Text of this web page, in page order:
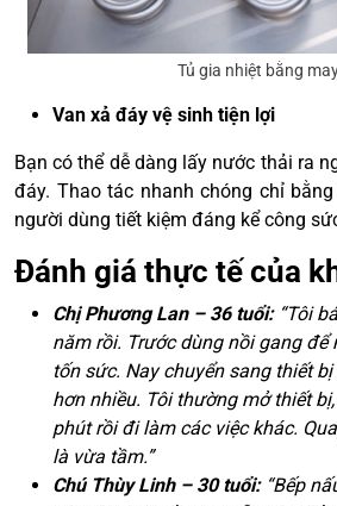
Tủ gia nhiệt bằng
Van xả đáy vệ sinh tiện lợi
Bạn có thể dễ dàng lấy nước thải ra
đáy. Thao tác nhanh chóng chỉ
người dùng tiết kiệm đáng kể công
Đánh giá thực tế của
Chị Phương Lan – 36 tuổi: “Tôi
năm rồi. Trước dùng nồi gang
tốn sức. Nay chuyển sang thiết
hơn nhiều. Tôi thường mở thiết
phút rồi đi làm các việc khác.
là vừa tầm.”
Chú Thùy Linh – 30 tuổi: “Bếp